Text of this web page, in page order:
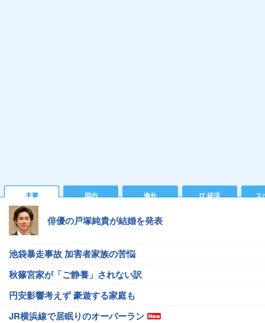
主要 国内 海外 IT 経済 ス
俳優の戸塚純貴が結婚を発表
池袋暴走事故 加害者家族の苦悩
秋篠宮家が「ご静養」されない訳
円安影響考えず 豪遊する家庭も
JR横浜線で居眠りのオーバーラン